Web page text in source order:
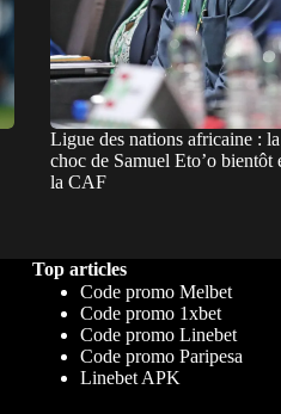
Ligue des nations africaine :
choc de Samuel Eto’o bientôt
la CAF
Top articles
Code promo Melbet
Code promo 1xbet
Code promo Linebet
Code promo Paripesa
Linebet APK